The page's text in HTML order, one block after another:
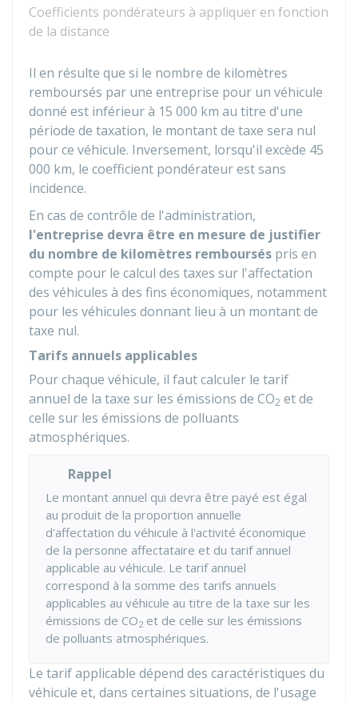
Coefficients pondérateurs à appliquer en fonction
de la distance
Il en résulte que si le nombre de kilomètres
remboursés par une entreprise pour un véhicule
donné est inférieur à 15 000 km au titre d'une
période de taxation, le montant de taxe sera nul
pour ce véhicule. Inversement, lorsqu'il excède 45
000 km, le coefficient pondérateur est sans
incidence.
En cas de contrôle de l'administration,
l'entreprise devra être en mesure de justifier
du nombre de kilomètres remboursés pris en
compte pour le calcul des taxes sur l'affectation
des véhicules à des fins économiques, notamment
pour les véhicules donnant lieu à un montant de
taxe nul.
Tarifs annuels applicables
Pour chaque véhicule, il faut calculer le tarif
annuel de la taxe sur les émissions de CO2 et de
celle sur les émissions de polluants
atmosphériques.
Rappel
Le montant annuel qui devra être payé est égal
au produit de la proportion annuelle
d'affectation du véhicule à l'activité économique
de la personne affectataire et du tarif annuel
applicable au véhicule. Le tarif annuel
correspond à la somme des tarifs annuels
applicables au véhicule au titre de la taxe sur les
émissions de CO2 et de celle sur les émissions
de polluants atmosphériques.
Le tarif applicable dépend des caractéristiques du
véhicule et, dans certaines situations, de l'usage